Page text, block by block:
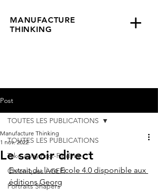
MANUFACTURE
THINKING
Post
TOUTES LES PUBLICATIONS
Take-away Fact-Finding
Chroniques AGEFI
Portraits Shapers
TOUTES LES PUBLICATIONS
Le savoir direct
Manufacture Thinking
1 nov. 2022
Extrait du livre Ecole 4.0 disponible aux
éditions Georg